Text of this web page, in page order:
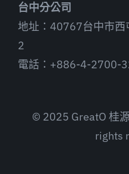
台中分公司
地址：40767台中市
2
電話：+886-4-2700-
© 2025 GreatO 桂
rights